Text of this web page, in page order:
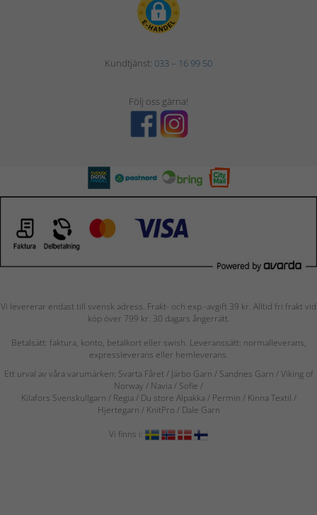
Kundtjänst: 033 – 16 99 50
Följ oss gärna!
Vi levererar endast till svensk adress. Frakt- och exp.-avgift 39 kr. Alltid fri frakt vid
köp över 799 kr. 30 dagars ångerrätt.
Betalsätt: faktura, konto, betalkort eller swish. Leveranssätt: normalleverans,
expressleverans eller hemleverans.
Ett urval av våra varumärken: Svarta Fåret / Järbo Garn / Sandnes Garn / Viking of
Norway / Navia/ Sofie /
Kilafors Svenskullgarn / Regia / Du store Alpakka / Permin / Kinna Textil /
Hjertegarn / KnitPro / Dale Garn
Vi finns i: